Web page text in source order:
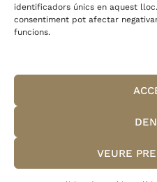
identificadors únics en aquest
consentiment pot afectar
funcions.
VEURE